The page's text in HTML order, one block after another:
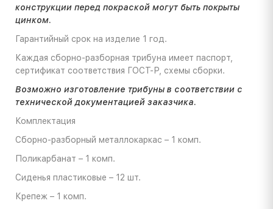
конструкции перед покраской могут быть покрыты
цинком.
Гарантийный срок на изделие 1 год.
Каждая сборно-разборная трибуна имеет паспорт,
сертификат соответствия ГОСТ-Р, схемы сборки.
Возможно изготовление трибуны в соответствии с
технической документацией заказчика.
Комплектация
Сборно-разборный металлокаркас – 1 комп.
Поликарбанат – 1 комп.
Сиденья пластиковые – 12 шт.
Крепеж – 1 комп.